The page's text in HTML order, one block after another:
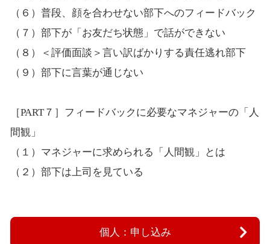
（６）普段、顔を合わせない部下へのフィードバック
（７）部下が「お友だち状態」で話ができない
（８）＜評価面談＞言い訳ばかりする責任逃れ部下
（９）部下に言葉が通じない
［PART７］フィードバックに必要なマネジャーの「人
間観」
（１）マネジャーに求められる「人間観」とは
（２）部下は上司を見ている
個人：申し込み